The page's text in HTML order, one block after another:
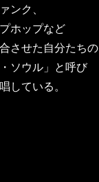
ンク、
ホップなど
させた自分たちの
ソウル」と呼び
している。